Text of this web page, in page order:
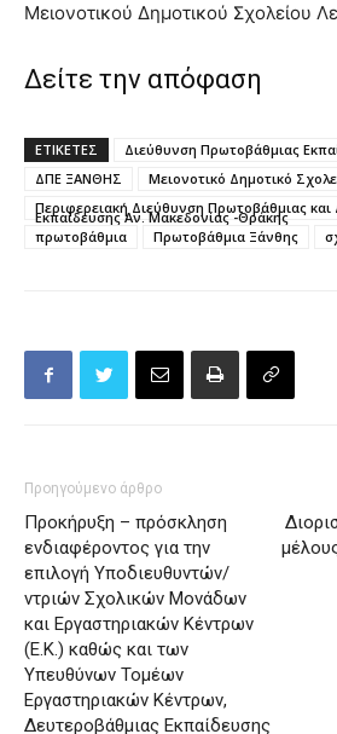
Μειονοτικού Δημοτικού Σχολείου
Δείτε την απόφαση
ΕΤΙΚΕΤΕΣ
Διεύθυνση Πρωτοβάθμιας
ΔΠΕ ΞΑΝΘΗΣ
Μειονοτικό Δημοτικό
Περιφερειακή Διεύθυνση Πρωτοβάθμιας και
Εκπαίδευσης Αν. Μακεδονίας -Θράκης
πρωτοβάθμια
Πρωτοβάθμια Ξάνθης
Προηγούμενο άρθρο
Προκήρυξη – πρόσκληση
ενδιαφέροντος για την
επιλογή Υποδιευθυντών/
ντριών Σχολικών Μονάδων
και Εργαστηριακών Κέντρων
(Ε.Κ.) καθώς και των
Υπευθύνων Τομέων
Εργαστηριακών Κέντρων,
Δευτεροβάθμιας Εκπαίδευσης